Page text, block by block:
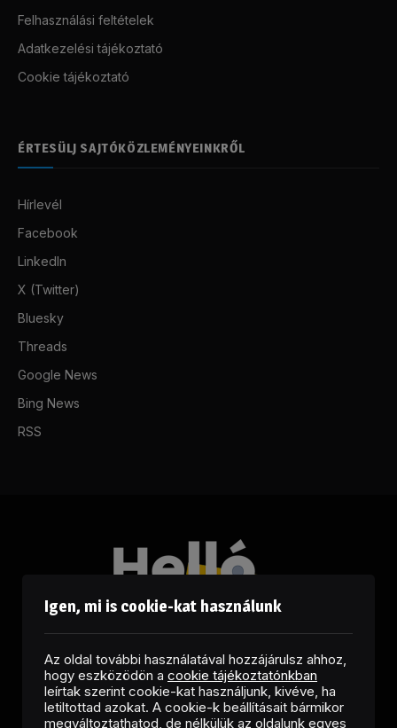
Felhasználási feltételek
Adatkezelési tájékoztató
Cookie tájékoztató
ÉRTESÜLJ SAJTÓKÖZLEMÉNYEINKRŐL
Hírlevél
Facebook
LinkedIn
X (Twitter)
Bluesky
Threads
Google News
Bing News
RSS
FacebookLinkedInX RSS
Igen, mi is cookie-kat használunk
Az oldal további használatával hozzájárulsz ahhoz,
hogy eszközödön a cookie tájékoztatónkban
leírtak szerint cookie-kat használjunk, kivéve, ha
letiltottad azokat. A cookie-k beállításait bármikor
megváltoztathatod, de nélkülük az oldalunk egyes